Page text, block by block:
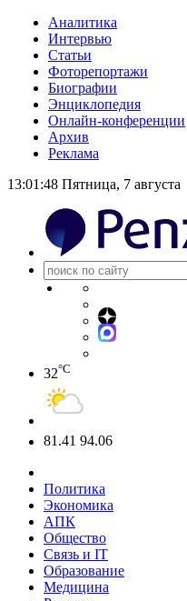
Аналитика
Интервью
Статьи
Фоторепортажи
Биографии
Энциклопедия
Онлайн-конференции
Архив
Реклама
13:01:48 Пятница, 7 августа
32°C
81.41 94.06
Политика
Экономика
АПК
Общество
Связь и IT
Образование
Медицина